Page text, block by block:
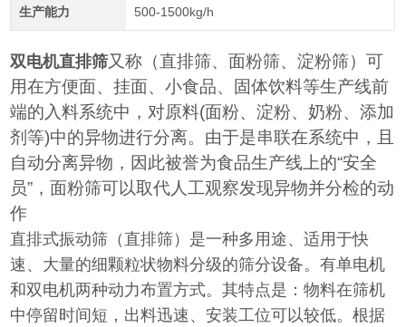
生产能力 500-1500kg/h
双电机直排筛又称（直排筛、面粉筛、淀粉筛）可
用在方便面、挂面、小食品、固体饮料等生产线前
端的入料系统中，对原料(面粉、淀粉、奶粉、添加
剂等)中的异物进行分离。由于是串联在系统中，且
自动分离异物，因此被誉为食品生产线上的“安全
员”，面粉筛可以取代人工观察发现异物并分检的动
作
直排式振动筛（直排筛）是一种多用途、适用于快
速、大量的细颗粒状物料分级的筛分设备。有单电机
和双电机两种动力布置方式。其特点是：物料在筛机
中停留时间短，出料迅速、安装工位可以较低。根据